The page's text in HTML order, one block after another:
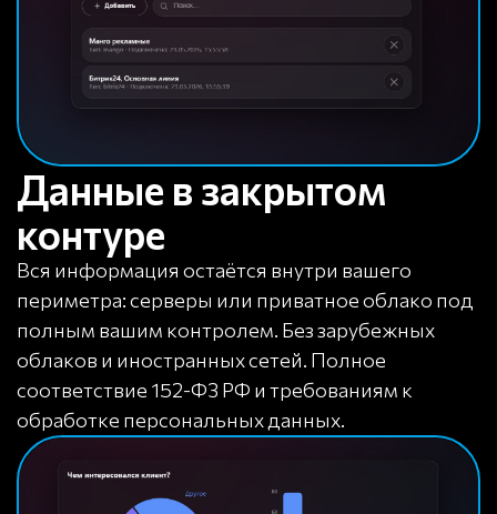
Данные в закрытом
контуре
Вся информация остаётся внутри вашего
периметра: серверы или приватное облако под
полным вашим контролем. Без зарубежных
облаков и иностранных сетей. Полное
соответствие 152-ФЗ РФ и требованиям к
обработке персональных данных.